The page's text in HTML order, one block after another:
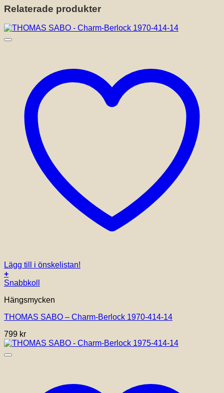
Relaterade produkter
Lägg till i önskelistan!
+
Snabbkoll
Hängsmycken
THOMAS SABO – Charm-Berlock 1970-414-14
799 kr